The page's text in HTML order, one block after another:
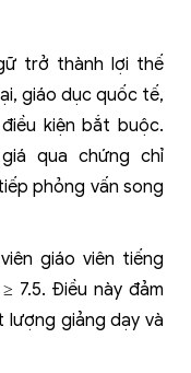
trở thành lợi thế
giáo dục quốc tế,
kiện bắt buộc.
qua chứng chỉ
phỏng vấn song
giáo viên tiếng
7.5. Điều này đảm
lượng giảng dạy và